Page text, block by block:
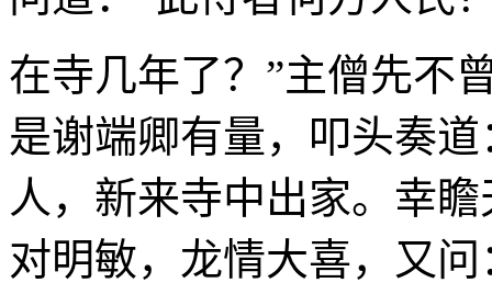
在寺几年了？”主僧先不
是谢端卿有量，叩头奏
人，新来寺中出家。幸
对明敏，龙情大喜，又